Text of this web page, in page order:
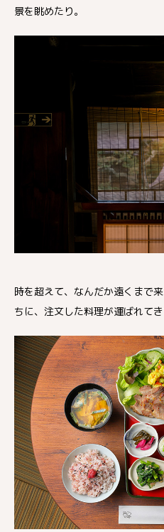
景を眺めたり。
時を超えて、なんだか遠くまで
ちに、注文した料理が運ばれてき